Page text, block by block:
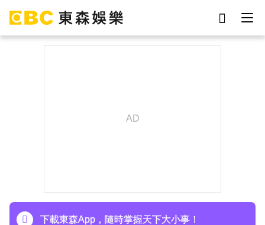
下載東森App，隨時掌握天下大小事！